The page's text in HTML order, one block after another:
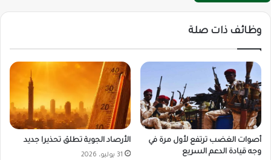
وظائف ذات صلة
أصوات الغضب ترتفع لأول مرة في
وجه قيادة الدعم السريع
الأرصاد الجوية تطلق تحذيرا جديد
31 يوليو، 2026